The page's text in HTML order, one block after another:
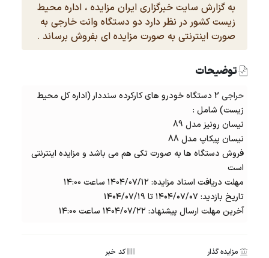
به گزارش سایت خبرگزاری ایران مزایده ، اداره محیط
زیست کشور در نظر دارد دو دستگاه وانت خارجی به
صورت اینترنتی به صورت مزایده ای بفروش برساند .
توضیحات
حراجی
2 دستگاه خودرو های کارکرده سنددار (اداره کل محیط
زیست) شامل :
نیسان رونیز مدل 89
نیسان پیکاپ مدل 88
فروش دستگاه ها به صورت تکی هم می باشد و مزایده اینترنتی
است
مهلت دریافت اسناد مزایده: ۱۴۰۴/۰۷/۱۲ ساعت ۱۴:۰۰
تاریخ بازدید: ۱۴۰۴/۰۷/۰۷ تا ۱۴۰۴/۰۷/۱۹
آخرین مهلت ارسال پیشنهاد: ۱۴۰۴/۰۷/۲۲ ساعت ۱۴:۰۰
مزایده گذار کد خبر